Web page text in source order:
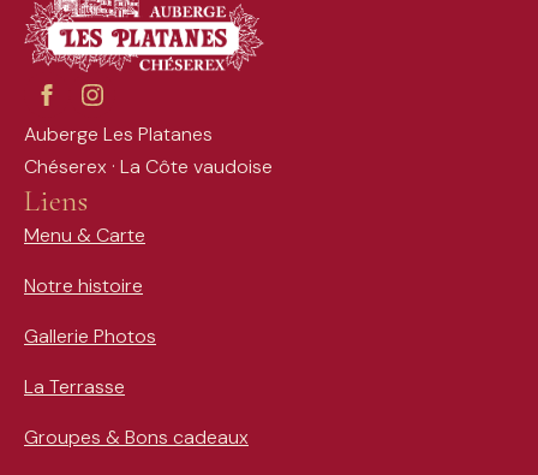
Auberge Les Platanes
Chéserex · La Côte vaudoise
Liens
Menu & Carte
Notre histoire
Gallerie Photos
La Terrasse
Groupes & Bons cadeaux